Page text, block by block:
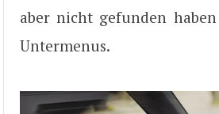
aber nicht gefunden
Untermenus.